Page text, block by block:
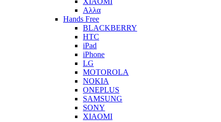
Αλλα
Hands Free
BLACKBERRY
HTC
iPad
iPhone
LG
MOTOROLA
NOKIA
ONEPLUS
SAMSUNG
SONY
XIAOMI